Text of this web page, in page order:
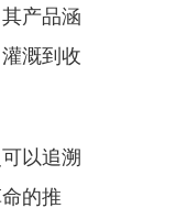
产品涵
溉到收
以追溯
的推